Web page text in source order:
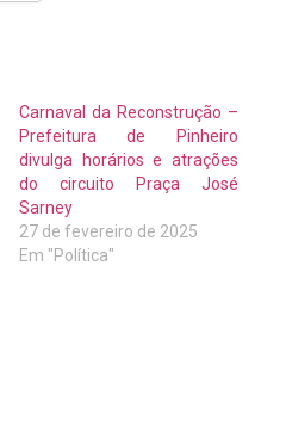
Carnaval da Reconstrução –
Prefeitura de Pinheiro
divulga horários e atrações
do circuito Praça José
Sarney
27 de fevereiro de 2025
Em "Política"